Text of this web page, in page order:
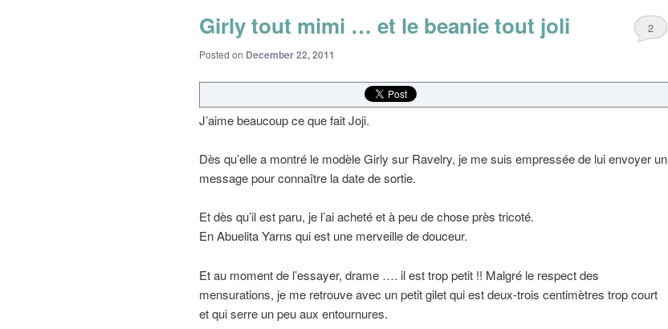
Girly tout mimi … et le beanie tout joli
Posted on December 22, 2011
2
J’aime beaucoup ce que fait Joji.
Dès qu’elle a montré le modèle Girly sur Ravelry, je me suis empressée de lui envoyer un
message pour connaître la date de sortie.
Et dès qu’il est paru, je l’ai acheté et à peu de chose près tricoté.
En Abuelita Yarns qui est une merveille de douceur.
Et au moment de l’essayer, drame …. il est trop petit !! Malgré le respect des
mensurations, je me retrouve avec un petit gilet qui est deux-trois centimètres trop court
et qui serre un peu aux entournures.